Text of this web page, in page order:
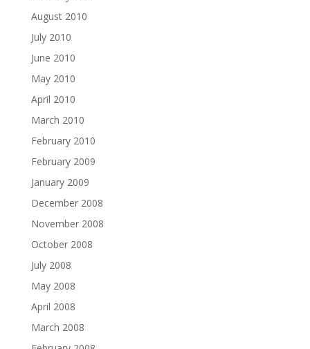
August 2010
July 2010
June 2010
May 2010
April 2010
March 2010
February 2010
February 2009
January 2009
December 2008
November 2008
October 2008
July 2008
May 2008
April 2008
March 2008